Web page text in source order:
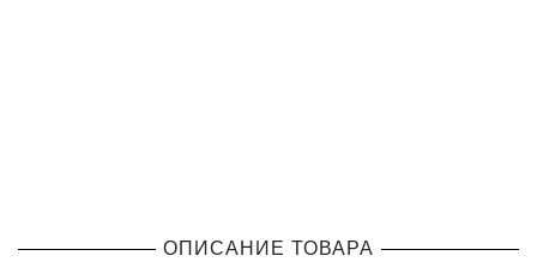
ОПИСАНИЕ ТОВАРА